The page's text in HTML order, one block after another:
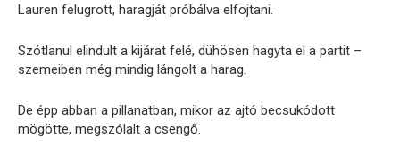
Lauren felugrott, haragját próbálva elfojtani.
Szótlanul elindult a kijárat felé, dühösen hagyta el a partit –
szemeiben még mindig lángolt a harag.
De épp abban a pillanatban, mikor az ajtó becsukódott
mögötte, megszólalt a csengő.